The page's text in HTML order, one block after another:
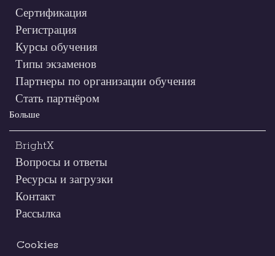
Сертификация
Регистрация
Курсы обучения
Типы экзаменов
Партнеры по организации обучения
Стать партнёром
Больше
BrightX
Вопросы и ответы
Ресурсы и загрузки
Контакт
Рассылка
Cookies